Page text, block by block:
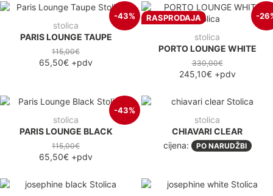
-43%
stolica
PARIS LOUNGE TAUPE
115,00€
65,50€ +pdv
RASPRODAJA -
stolica
PORTO LOUNGE WHITE
330,00€
245,10€+pdv
-43%
stolica
PARIS LOUNGE BLACK
115,00€
65,50€ +pdv
stolica
CHIAVARI CLEAR
cijena:
PO NARUDŽBI